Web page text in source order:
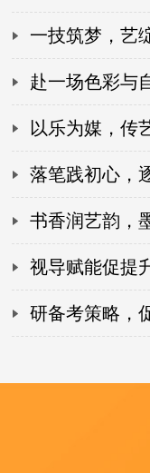
纪实一技筑梦，艺
出精彩答卷！
赴一场色彩与
课圆满落幕！
以乐为媒，传
满举行！
落笔践初心，
书香润艺韵，
视导赋能促提
专项视导工作
研备考策略，